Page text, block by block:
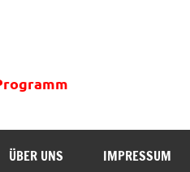
ÜBER UNS IMPRESSUM